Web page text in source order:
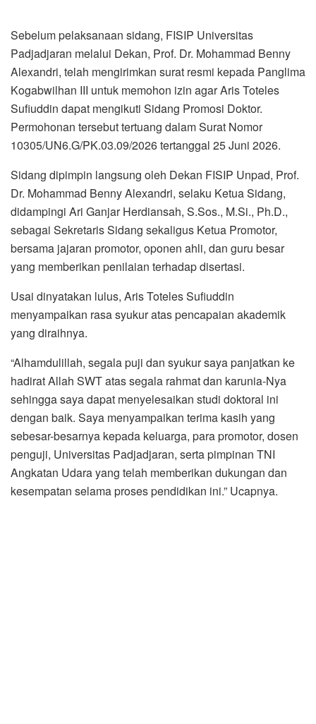
Sebelum pelaksanaan sidang, FISIP Universitas
Padjadjaran melalui Dekan, Prof. Dr. Mohammad Benny
Alexandri, telah mengirimkan surat resmi kepada Panglima
Kogabwilhan III untuk memohon izin agar Aris Toteles
Sufiuddin dapat mengikuti Sidang Promosi Doktor.
Permohonan tersebut tertuang dalam Surat Nomor
10305/UN6.G/PK.03.09/2026 tertanggal 25 Juni 2026.
Sidang dipimpin langsung oleh Dekan FISIP Unpad, Prof.
Dr. Mohammad Benny Alexandri, selaku Ketua Sidang,
didampingi Ari Ganjar Herdiansah, S.Sos., M.Si., Ph.D.,
sebagai Sekretaris Sidang sekaligus Ketua Promotor,
bersama jajaran promotor, oponen ahli, dan guru besar
yang memberikan penilaian terhadap disertasi.
Usai dinyatakan lulus, Aris Toteles Sufiuddin
menyampaikan rasa syukur atas pencapaian akademik
yang diraihnya.
“Alhamdulillah, segala puji dan syukur saya panjatkan ke
hadirat Allah SWT atas segala rahmat dan karunia-Nya
sehingga saya dapat menyelesaikan studi doktoral ini
dengan baik. Saya menyampaikan terima kasih yang
sebesar-besarnya kepada keluarga, para promotor, dosen
penguji, Universitas Padjadjaran, serta pimpinan TNI
Angkatan Udara yang telah memberikan dukungan dan
kesempatan selama proses pendidikan ini.” Ucapnya.